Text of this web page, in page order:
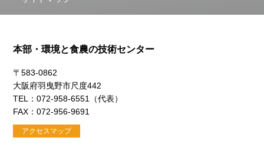
本部・環境と食農の技術センター
〒583-0862
大阪府羽曳野市尺度442
TEL：072-958-6551（代表）
FAX：072-956-9691
アクセスマップ